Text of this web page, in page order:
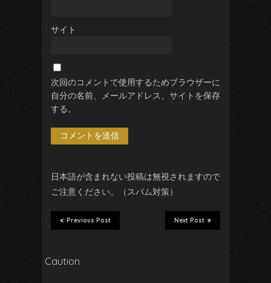
サイト
次回のコメントで使用するためブラウザーに
自分の名前、メールアドレス、サイトを保存
する。
日本語が含まれない投稿は無視されますので
ご注意ください。（スパム対策）
Next Post
Previous Post
Caution